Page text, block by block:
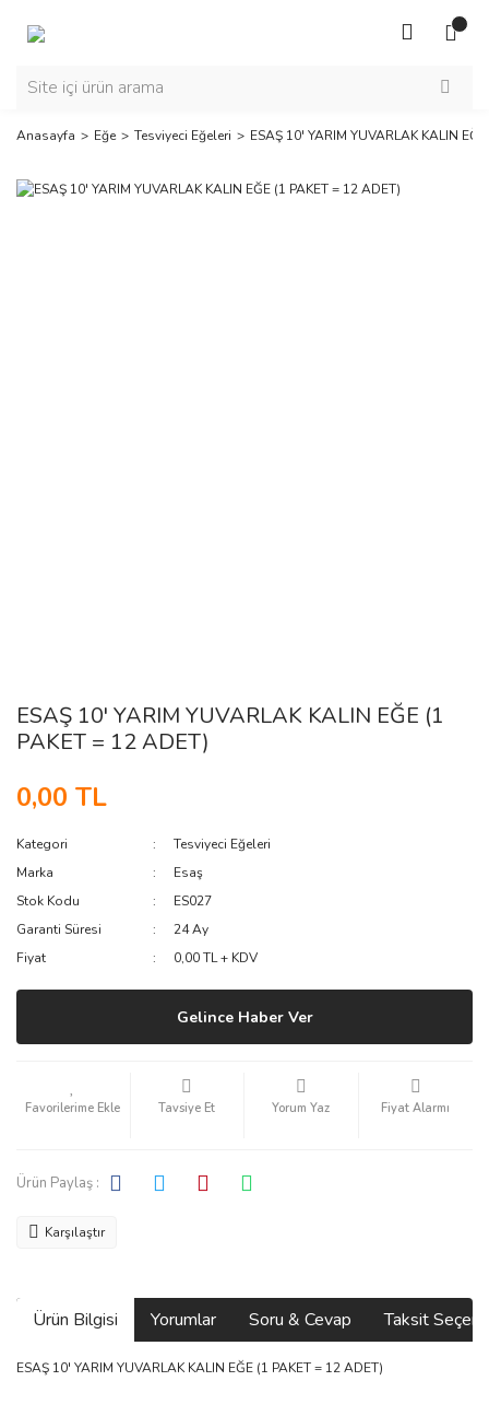
Anasayfa Eğe Tesviyeci Eğeleri ESAŞ 10' YARIM YUVARLAK KALIN
ESAŞ 10' YARIM YUVARLAK KALIN EĞE (1
PAKET = 12 ADET)
0,00 TL
Kategori
Tesviyeci Eğeleri
Marka
Esaş
Stok Kodu
ES027
Garanti Süresi
24 Ay
Fiyat
0,00 TL + KDV
Gelince Haber Ver
Tavsiye Et Yorum Yaz Fiyat Alarmı
Ürün Paylaş :
Karşılaştır
Ürün Bilgisi Yorumlar Soru & Cevap Taksit
ESAŞ 10' YARIM YUVARLAK KALIN EĞE (1 PAKET = 12 ADET)